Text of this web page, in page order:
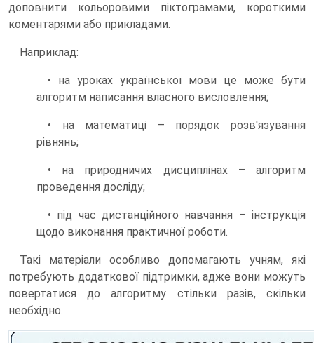
доповнити кольоровими піктограмами, короткими
коментарями або прикладами.
Наприклад:
• на уроках української мови це може бути
алгоритм написання власного висловлення;
• на математиці – порядок розв'язування
рівнянь;
• на природничих дисциплінах – алгоритм
проведення досліду;
• під час дистанційного навчання – інструкція
щодо виконання практичної роботи.
Такі матеріали особливо допомагають учням, які
потребують додаткової підтримки, адже вони можуть
повертатися до алгоритму стільки разів, скільки
необхідно.